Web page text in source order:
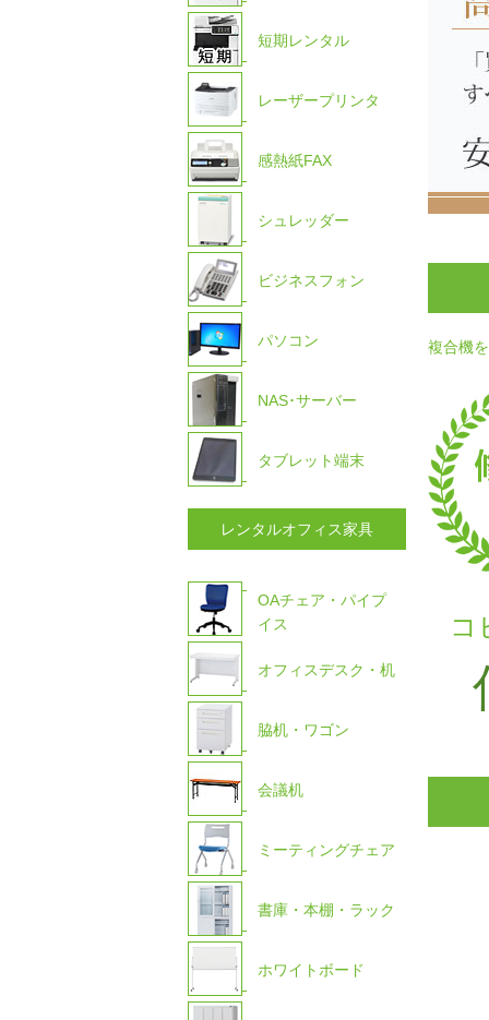
短期レンタル
レーザープリンタ
感熱紙FAX
シュレッダー
ビジネスフォン
パソコン
NAS･サーバー
タブレット端末
レンタルオフィス家具
OAチェア・パイプ
イス
オフィスデスク・机
脇机・ワゴン
会議机
ミーティングチェア
書庫・本棚・ラック
ホワイトボード
複合機
コ